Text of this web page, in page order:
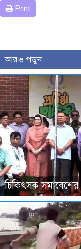
Print
আরও পড়ুন
চিকিৎসক সমাবেশের